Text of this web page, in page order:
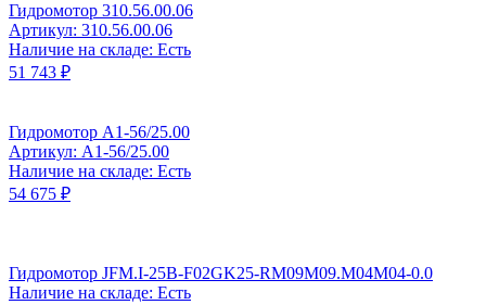
Гидромотор 310.56.00.06
Артикул: 310.56.00.06
Наличие на складе: Есть
51 743 ₽
Гидромотор A1-56/25.00
Артикул: A1-56/25.00
Наличие на складе: Есть
54 675 ₽
Гидромотор JFM.I-25B-F02GK25-RM09M09.M04M04-0.0
Наличие на складе: Есть